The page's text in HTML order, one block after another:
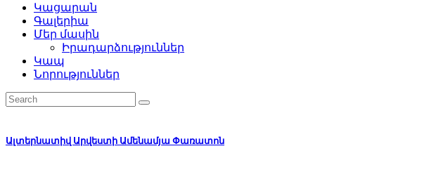
Կացարան
Գալերիա
Մեր մասին
Իրադարձություններ
Կապ
Նորություններ
Ալտերնատիվ Արվեստի Ամենամյա Փառատոն